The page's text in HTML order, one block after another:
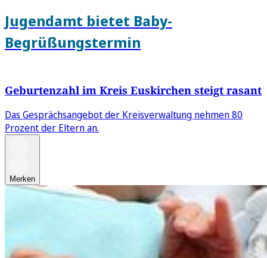
Jugendamt bietet Baby-
Begrüßungstermin
Geburtenzahl im Kreis Euskirchen steigt rasant
Das Gesprächsangebot der Kreisverwaltung nehmen 80
Prozent der Eltern an.
Merken